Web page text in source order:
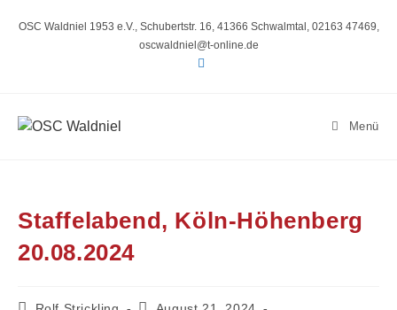
InhaltOSC Waldniel 1953 e.V., Schubertstr. 16, 41366 Schwalmtal, 02163 47469,
oscwaldniel@t-online.de
Menü
Staffelabend, Köln-Höhenberg
20.08.2024